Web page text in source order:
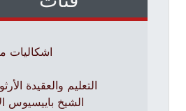
اشكاليات
التعليم والعقيدة
الشيخ باييسيوس